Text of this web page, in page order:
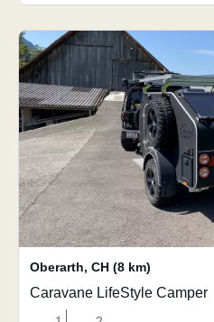
Oberarth, CH (8 km)
Caravane LifeStyle Camper